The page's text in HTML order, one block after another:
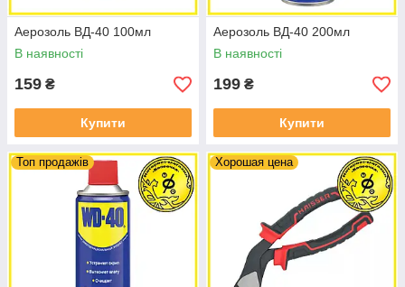
Аерозоль ВД-40 100мл
В наявності
159 ₴
Купити
Аерозоль ВД-40 200мл
В наявності
199 ₴
Купити
Топ продажів Хорошая цена